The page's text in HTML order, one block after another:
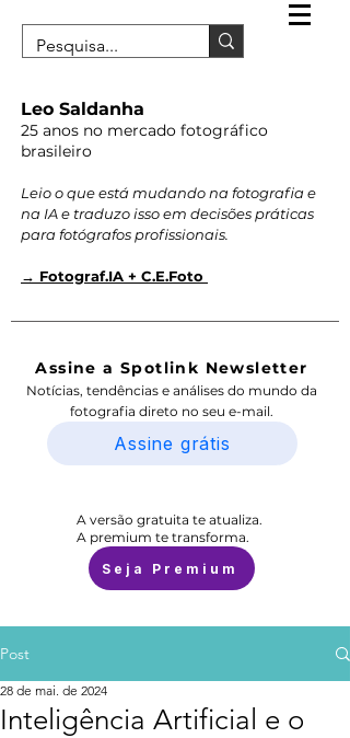
Leo Saldanha
25 anos no mercado fotográfico
brasileiro
Leio o que está mudando na fotografia e
na IA e traduzo isso em decisões práticas
para fotógrafos profissionais.
→ Fotograf.IA + C.E.Foto
Assine a Spotlink Newsletter
Notícias, tendências e análises do mundo da
fotografia direto no seu e-mail.
Assine grátis
A versão gratuita te atualiza.
A premium te transforma.
Seja Premium
Post
Inteligência Artificial e o
28 de mai. de 2024